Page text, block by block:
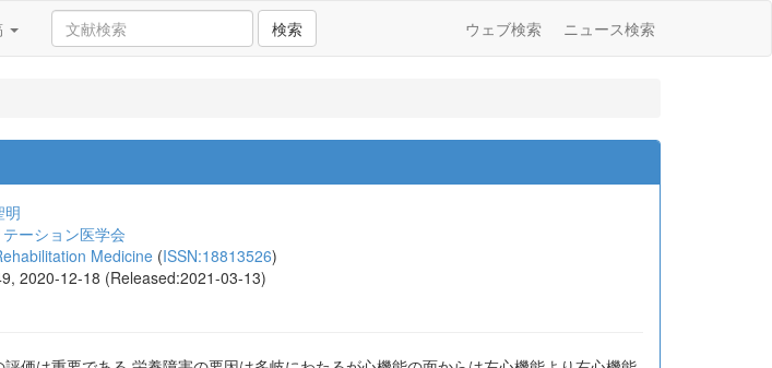
検索 ウェブ検索 ニュース検索
明
ーション医学会
Medicine (ISSN:18813526)
2020-12-18 (Released:2021-03-13)